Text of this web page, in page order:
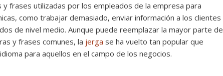
frases utilizadas por los empleados de la empresa para
como trabajar demasiado, enviar información a los clientes
de nivel medio. Aunque puede reemplazar la mayor parte de
y frases comunes, la jerga se ha vuelto tan popular que
para aquellos en el campo de los negocios.